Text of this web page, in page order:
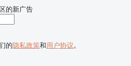
的新广告
的隐私政策和用户协议。